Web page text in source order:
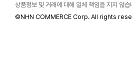
상품정보 및 거래에 대해 일체 책임을 지지 않습
©NHN COMMERCE Corp. All rights